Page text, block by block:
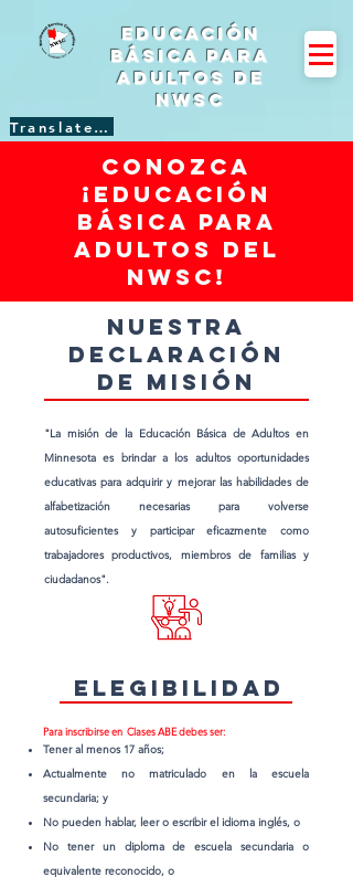
Translate Site
Educación
básica para
adultos de
NWSC
conozca
¡Educación
básica para
adultos del
NWSC!
Nuestra
declaración
de misión
"La misión de la Educación Básica de Adultos en
Minnesota es brindar a los adultos oportunidades
educativas para adquirir y mejorar las habilidades de
alfabetización necesarias para volverse
autosuficientes y participar eficazmente como
trabajadores productivos, miembros de familias y
ciudadanos".
Elegibilidad
Para inscribirse en Clases ABE debes ser:
Tener al menos 17 años;
Actualmente no matriculado en la escuela
secundaria; y
No pueden hablar, leer o escribir el idioma inglés, o
No tener un diploma de escuela secundaria o
equivalente reconocido, o